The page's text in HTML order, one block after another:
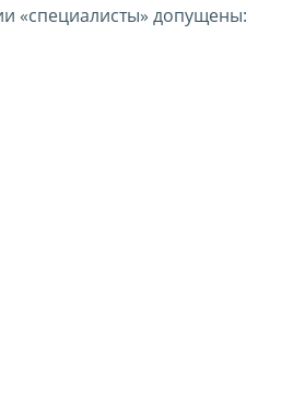
«специалисты» допущены: